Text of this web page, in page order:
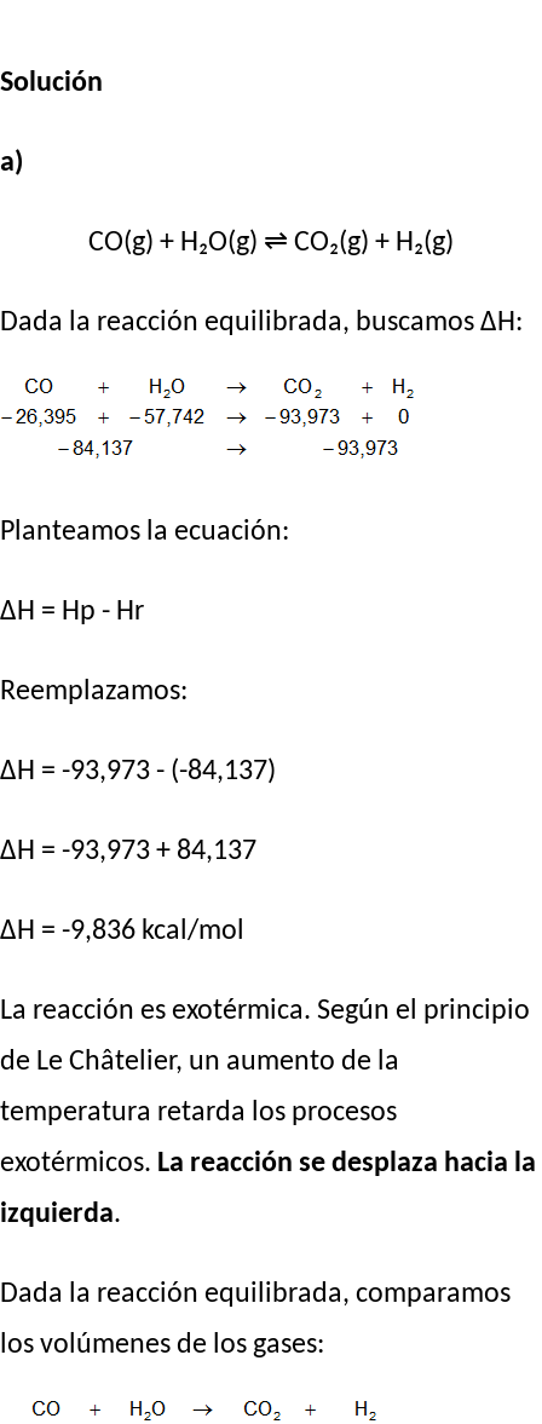
Solución
a)
CO(g) + H₂O(g) ⇌ CO₂(g) + H₂(g)
Dada la reacción equilibrada, buscamos ΔH:
Planteamos la ecuación:
ΔH = Hp - Hr
Reemplazamos:
ΔH = -93,973 - (-84,137)
ΔH = -93,973 + 84,137
ΔH = -9,836 kcal/mol
La reacción es exotérmica. Según el principio
de Le Châtelier, un aumento de la
temperatura retarda los procesos
exotérmicos. La reacción se desplaza hacia la
izquierda.
Dada la reacción equilibrada, comparamos
los volúmenes de los gases: